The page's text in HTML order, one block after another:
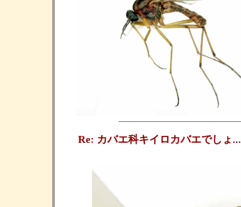
Re: カバエ科キイロカバエでしょ...